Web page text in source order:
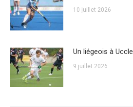
10 juillet 2026
Un liégeois à Uccle
9 juillet 2026